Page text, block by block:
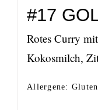
#17
Rotes Curry
Kokosmilch,
Allergene: